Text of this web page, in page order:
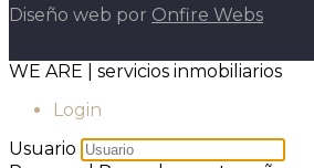
Diseño web por Onfire Webs
WE ARE | servicios inmobiliarios
Login
Usuario